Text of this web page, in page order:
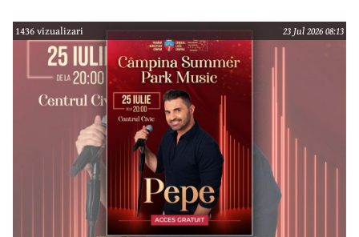
1436 vizualizari 23 Jul 2026 08:13